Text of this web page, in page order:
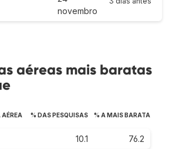
novembro
aéreas mais baratas
% DAS PESQUISAS % A MAIS BARATA
10.1 76.2